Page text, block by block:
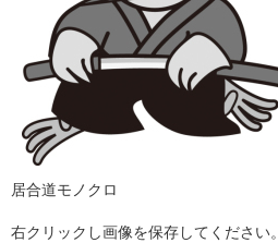
居合道モノクロ
右クリックし画像を保存してください。